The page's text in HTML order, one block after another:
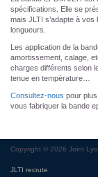
spécifications. Elle se
mais JLTI s’adapte à
longueurs.
Les application de la
amortissement, calage,
charges différents selon
tenue en température…
Consultez-nous pour
vous fabriquer la bande
Copyright © 2026 Joint
JLTI recrute